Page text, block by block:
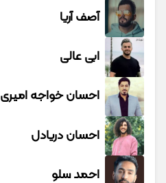
آصف آریا
ابی عالی
احسان خواجه امیری
احسان دریادل
احمد سلو